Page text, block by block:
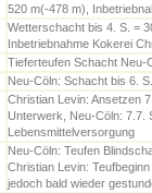
520 m(-478 m),
Wetterschacht bis 4. S. =
Inbetriebnahme Kokerei
Tieferteufen Schacht Neu-
Neu-Cöln: Schacht bis 6.
Christian Levin: Ansetzen
Unterwerk, Neu-Cöln: 7.7.
Lebensmittelversorgung
Neu-Cöln: Teufen
Christian Levin:
jedoch bald wieder